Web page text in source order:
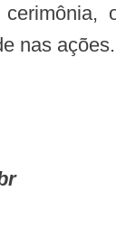
nas ações.